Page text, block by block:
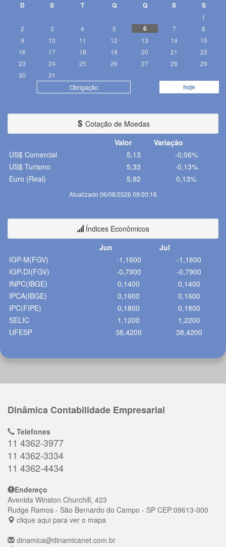
D
S T Q Q S S
Obrigação hoje
1
2
3 4 5 6 7
8
9
10 11 12 13 14
15
16
17 18 19 20 21
22
23
24 25 26 27 28
29
30
31
Cotação de Moedas
Valor
Variação
Atualizado 06/08/2026 09:00:16
US$ Comercial 5,13
-0,06%
US$ Turismo
5,33
-0,13%
Euro (Real)
5,92 0,13%
Índices Econômicos
Jun
Jul
IGP-M(FGV)
-1,1600
-1,1600
IGP-DI(FGV)
-0,7900
-0,7900
INPC(IBGE)
0,1400
0,1400
IPCA(IBGE)
0,1600
0,1600
IPC(FIPE)
0,1800
0,1800
SELIC
1,1200
1,2200
UFESP
38,4200 38,4200
Dinâmica Contabilidade Empresarial
Telefones
11 4362-3977
11 4362-3334
11 4362-4434
Endereço
Avenida Winston Churchill, 423
Rudge Ramos - São Bernardo do Campo - SP CEP:09613-000
clique aqui para ver o mapa
dinamica@dinamicanet.com.br